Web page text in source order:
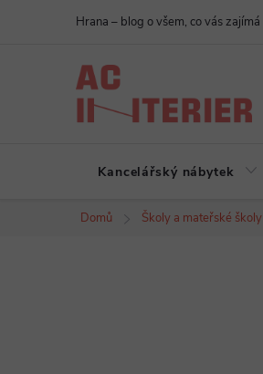
Hrana – blog o všem, co vás zajímá
Kancelářský nábytek
Domů Školy a mateřské školy